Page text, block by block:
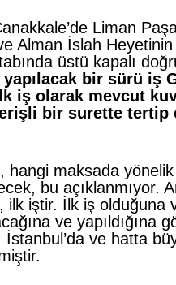
Liman
Alman İslah
üstü kapalı
yapılacak bir sürü iş
iş olarak mevcut
bir surette tertip
hangi maksada
bu açıklanmıyor.
ilk iştir. İlk iş olduğuna
ve yapıldığına
ve hatta